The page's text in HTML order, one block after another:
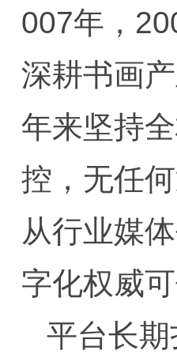
007年，
深耕书画
年来坚持
控，无任
从行业媒
字化权威
平台长